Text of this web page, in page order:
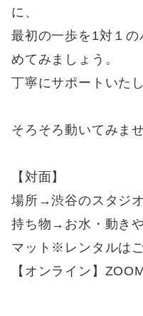
に、
最初の一歩を1対１
めてみましょう。
丁寧にサポートいたし
そろそろ動いてみま
【対面】
場所→渋谷のスタジオ
持ち物→お水・動き
マット※レンタルは
【オンライン】